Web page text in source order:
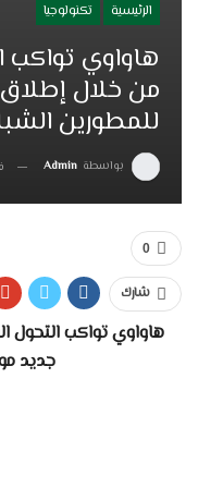
الرئيسية تكنولوجيا
هاواوي تواكب
من خلال
للمطورين
بواسطة Admin
0
شارك
هاواوي تواكب التحول
جديد